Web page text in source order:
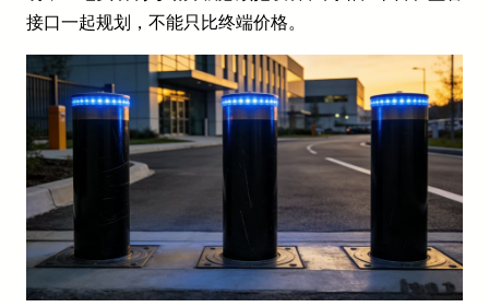
接口一起规划，不能只比终端价格。